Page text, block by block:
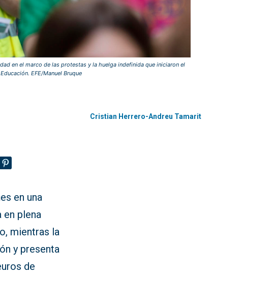
en el marco de las protestas y la huelga indefinida que iniciaron el
EFE/Manuel Bruque
Cristian Herrero-Andreu Tamarit
en una
plena
mientras la
y presenta
de